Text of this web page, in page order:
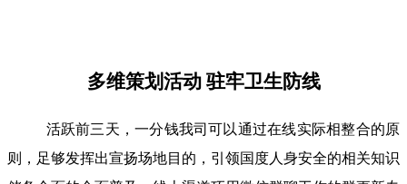
多维策划活动 驻牢卫生防线
活跃前三天，一分钱我司可以通过在线实际相整合的原
则，足够发挥出宣扬场地目的，引领国度人身安全的相关知识